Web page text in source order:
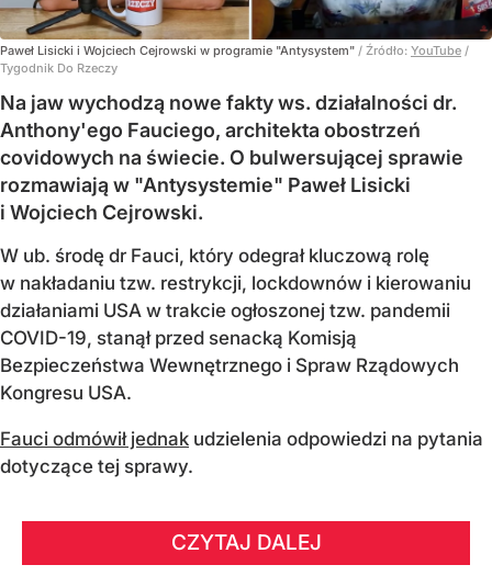
Paweł Lisicki i Wojciech Cejrowski w programie "Antysystem" / Źródło: YouTube /
Tygodnik Do Rzeczy
Na jaw wychodzą nowe fakty ws. działalności dr.
Anthony'ego Fauciego, architekta obostrzeń
covidowych na świecie. O bulwersującej sprawie
rozmawiają w "Antysystemie" Paweł Lisicki
i Wojciech Cejrowski.
W ub. środę dr Fauci, który odegrał kluczową rolę
w nakładaniu tzw. restrykcji, lockdownów i kierowaniu
działaniami USA w trakcie ogłoszonej tzw. pandemii
COVID-19, stanął przed senacką Komisją
Bezpieczeństwa Wewnętrznego i Spraw Rządowych
Kongresu USA.
Fauci odmówił jednak udzielenia odpowiedzi na pytania
dotyczące tej sprawy.
CZYTAJ DALEJ